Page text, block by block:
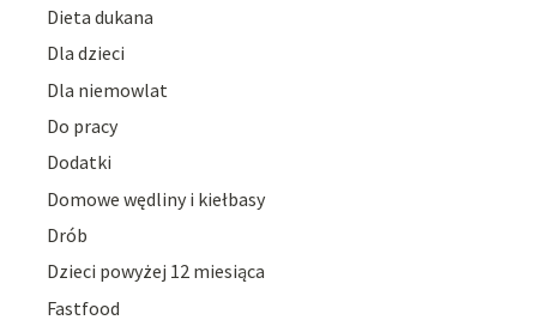
Dieta dukana
Dla dzieci
Dla niemowlat
Do pracy
Dodatki
Domowe wędliny i kiełbasy
Drób
Dzieci powyżej 12 miesiąca
Fastfood